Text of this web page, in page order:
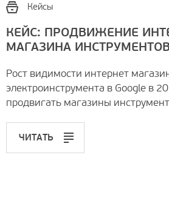
Кейсы
КЕЙС: ПРОДВИЖЕНИЕ
МАГАЗИНА
Рост видимости интернет
электроинструмента в Google в
продвигать магазины
ЧИТАТЬ